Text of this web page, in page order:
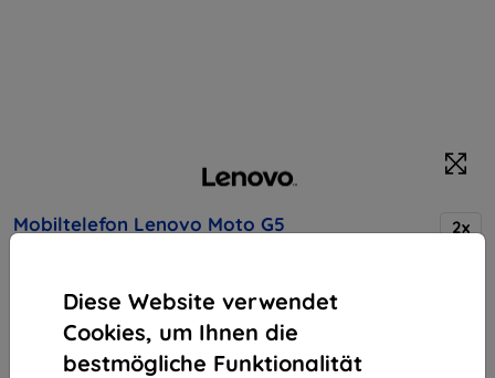
Diese Website verwendet
Cookies, um Ihnen die
bestmögliche Funktionalität
Mobiltelefon Lenovo Moto G5
2x
Kaufen Sie dieses Gerät und erhalten Sie
Rabatt
auf sämtliches Zubehör dafür!